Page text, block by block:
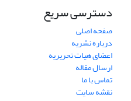
دسترسی سریع
صفحه اصلی
درباره نشریه
اعضای هیات تحریریه
ارسال مقاله
تماس با ما
نقشه سایت